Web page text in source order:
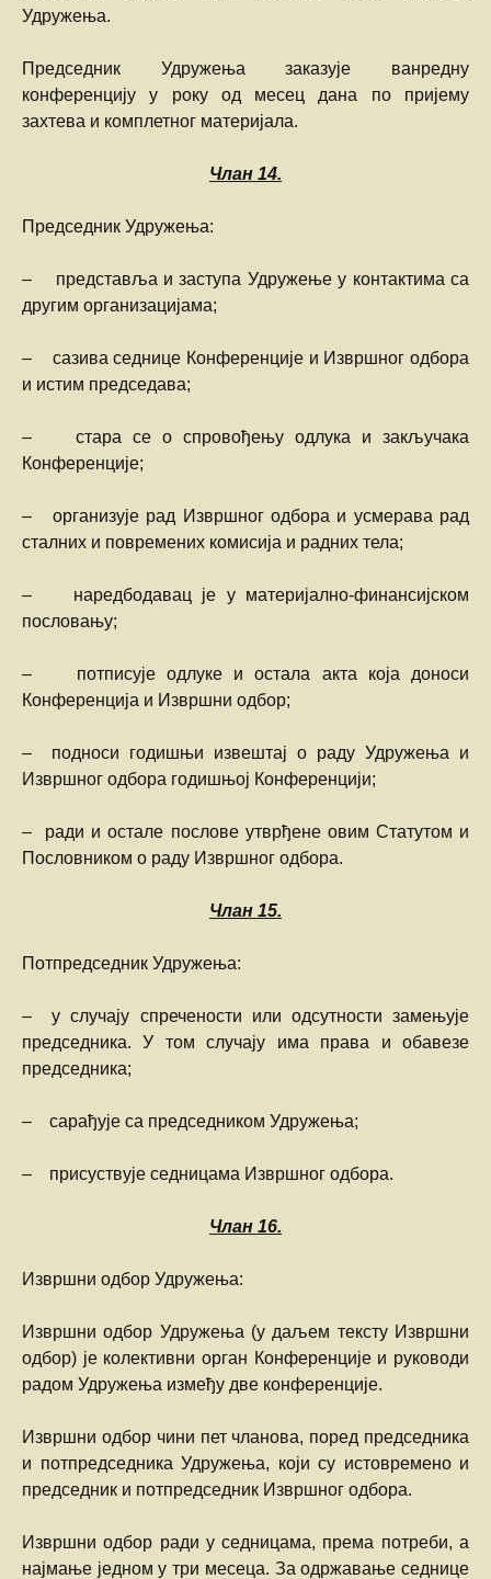
Удружења.
Председник Удружења заказује ванредну
конференцију у року од месец дана по пријему
захтева и комплетног материјала.
Члан 14.
Председник Удружења:
– представља и заступа Удружење у контактима са
другим организацијама;
– сазива седнице Конференције и Извршног одбора
и истим председава;
– стара се о спровођењу одлука и закључака
Конференције;
– организује рад Извршног одбора и усмерава рад
сталних и повремених комисија и радних тела;
– наредбодавац је у материјално-финансијском
пословању;
– потписује одлуке и остала акта која доноси
Конференција и Извршни одбор;
– подноси годишњи извештај о раду Удружења и
Извршног одбора годишњој Конференцији;
– ради и остале послове утврђене овим Статутом и
Пословником о раду Извршног одбора.
Члан 15.
Потпредседник Удружења:
– у случају спречености или одсутности замењује
председника. У том случају има права и обавезе
председника;
– сарађује са председником Удружења;
– присуствује седницама Извршног одбора.
Члан 16.
Извршни одбор Удружења:
Извршни одбор Удружења (у даљем тексту Извршни
одбор) је колективни орган Конференције и руководи
радом Удружења између две конференције.
Извршни одбор чини пет чланова, поред председника
и потпредседника Удружења, који су истовремено и
председник и потпредседник Извршног одбора.
Извршни одбор ради у седницама, према потреби, а
најмање једном у три месеца. За одржавање седнице